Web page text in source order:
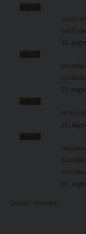
20,
23,
HTK
24,
30,
Összes esemény